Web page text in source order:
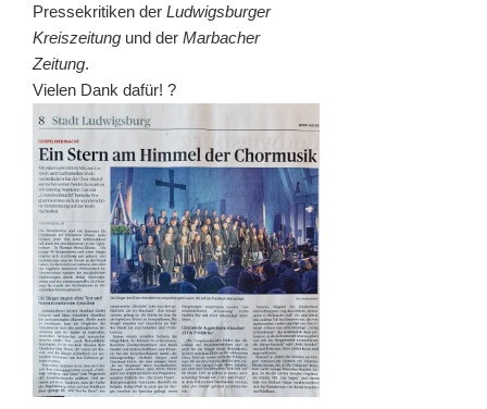
Pressekritiken der Ludwigsburger
Kreiszeitung und der Marbacher
Zeitung.
Vielen Dank dafür! ?